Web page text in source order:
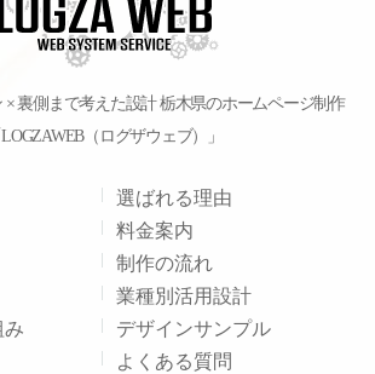
× 裏側まで考えた設計栃木県のホームページ制作
LOGZAWEB（ログザウェブ）」
選ばれる理由
料金案内
制作の流れ
業種別活用設計
み
デザインサンプル
よくある質問